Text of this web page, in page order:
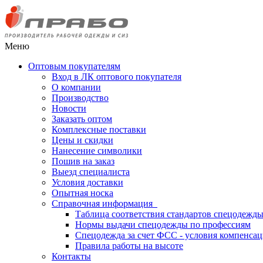
Меню
Оптовым покупателям
Вход в ЛК оптового покупателя
О компании
Производство
Новости
Заказать оптом
Комплексные поставки
Цены и скидки
Нанесение символики
Пошив на заказ
Выезд специалиста
Условия доставки
Опытная носка
Справочная информация
Таблица соответствия стандартов спецодежды
Нормы выдачи спецодежды по профессиям
Спецодежда за счет ФСС - условия
Правила работы на высоте
Контакты